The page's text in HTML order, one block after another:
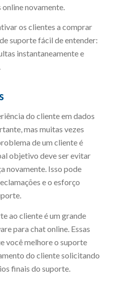
novamente.
os clientes a comprar
suporte fácil de entender:
instantaneamente e
do cliente em dados
mas muitas vezes
de um cliente é
objetivo deve ser evitar
novamente. Isso pode
e o esforço
ao cliente é um grande
para chat online. Essas
você melhore o suporte
do cliente solicitando
finais do suporte.